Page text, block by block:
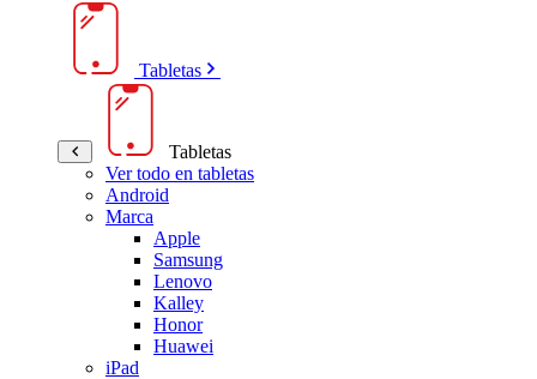
Tabletas
Tabletas
Ver todo en tabletas
Android
Marca
Apple
Samsung
Lenovo
Kalley
Honor
Huawei
iPad